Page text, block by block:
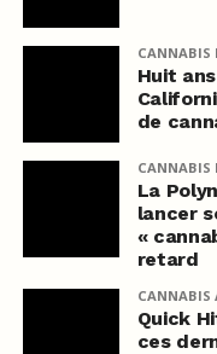
CANNABIS
Huit
de
CANNABIS
La
lancer
«
retard
CANNABIS
Quick
ces